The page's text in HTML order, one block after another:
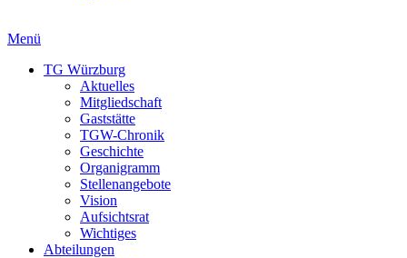
Menü
TG Würzburg
Aktuelles
Mitgliedschaft
Gaststätte
TGW-Chronik
Geschichte
Organigramm
Stellenangebote
Vision
Aufsichtsrat
Wichtiges
Abteilungen